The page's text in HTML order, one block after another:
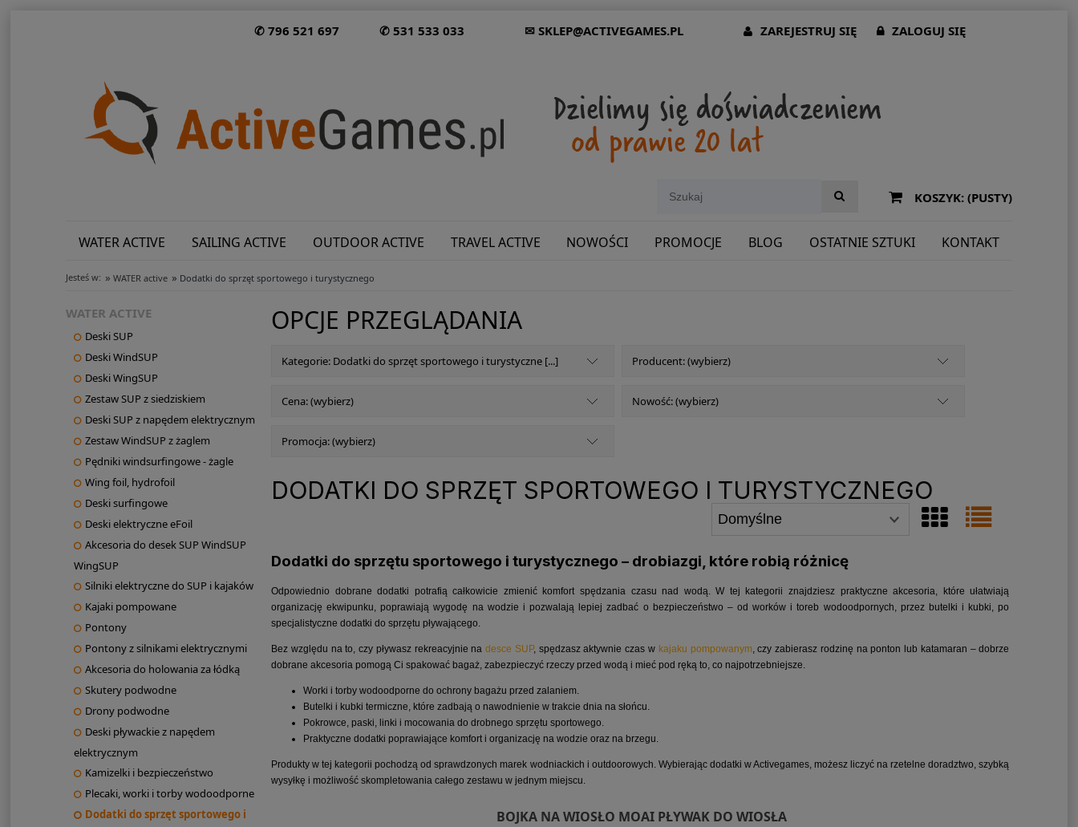
✆ 796 521 697 ✆ 531 533 033 ✉ SKLEP@ACTIVEGAMES.PL ZAREJESTRUJ SIĘ ZALOGUJ SIĘ
KOSZYK: (PUSTY)
WATER ACTIVE SAILING ACTIVE OUTDOOR ACTIVE TRAVEL ACTIVE NOWOŚCI PROMOCJE BLOG OSTATNIE SZTUKI KONTAKT
Jesteś w: » WATER active » Dodatki do sprzęt sportowego i turystycznego
WATER ACTIVE
Deski SUP
Deski WindSUP
Deski WingSUP
Zestaw SUP z siedziskiem
Deski SUP z napędem elektrycznym
Zestaw WindSUP z żaglem
Pędniki windsurfingowe - żagle
Wing foil, hydrofoil
Deski surfingowe
Deski elektryczne eFoil
Akcesoria do desek SUP WindSUP
WingSUP
Silniki elektryczne do SUP i kajaków
Kajaki pompowane
Pontony
Pontony z silnikami elektrycznymi
Akcesoria do holowania za łódką
Skutery podwodne
Drony podwodne
Deski pływackie z napędem
elektrycznym
Kamizelki i bezpieczeństwo
Plecaki, worki i torby wodoodporne
Dodatki do sprzęt sportowego i
OPCJE PRZEGLĄDANIA
Kategorie: Dodatki do sprzęt sportowego i turystyczne [...] Producent: (wybierz)
Cena: (wybierz) Nowość: (wybierz)
Promocja: (wybierz)
DODATKI DO SPRZĘT SPORTOWEGO I TURYSTYCZNEGO
Dodatki do sprzętu sportowego i turystycznego – drobiazgi, które robią różnicę
Odpowiednio dobrane dodatki potrafią całkowicie zmienić komfort spędzania czasu nad wodą. W tej kategorii znajdziesz praktyczne akcesoria, które ułatwiają
organizację ekwipunku, poprawiają wygodę na wodzie i pozwalają lepiej zadbać o bezpieczeństwo – od worków i toreb wodoodpornych, przez butelki i kubki, po
specjalistyczne dodatki do sprzętu pływającego.
Bez względu na to, czy pływasz rekreacyjnie nadesce SUP, spędzasz aktywnie czas w kajaku pompowanym, czy zabierasz rodzinę na ponton lub katamaran – dobrze
dobrane akcesoria pomogą Ci spakować bagaż, zabezpieczyć rzeczy przed wodą i mieć pod ręką to, co najpotrzebniejsze.
Worki i torby wodoodporne do ochrony bagażu przed zalaniem.
Butelki i kubki termiczne, które zadbają o nawodnienie w trakcie dnia na słońcu.
Pokrowce, paski, linki i mocowania do drobnego sprzętu sportowego.
Praktyczne dodatki poprawiające komfort i organizację na wodzie oraz na brzegu.
Produkty w tej kategorii pochodzą od sprawdzonych marek wodniackich i outdoorowych. Wybierając dodatki w Activegames, możesz liczyć na rzetelne doradztwo, szybką
wysyłkę i możliwość skompletowania całego zestawu w jednym miejscu.
BOJKA NA WIOSŁO MOAI PŁYWAK DO WIOSŁA